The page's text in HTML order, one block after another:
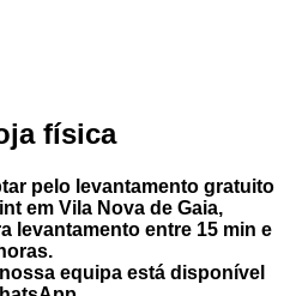
física
pelo levantamento gratuito
em Vila Nova de Gaia,
levantamento entre 15 min e
.
equipa está disponível